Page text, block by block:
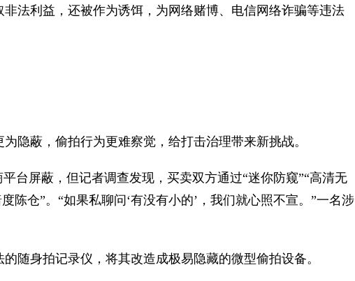
法利益，还被作为诱饵，为网络赌博、电信网络诈骗等违法
蔽，偷拍行为更难察觉，给打击治理带来新挑战。
屏蔽，但记者调查发现，买卖双方通过“迷你防窥”“高清无
陈仓”。“如果私聊问‘有没有小的’，我们就心照不宣。”一名涉
身拍记录仪，将其改造成极易隐藏的微型偷拍设备。